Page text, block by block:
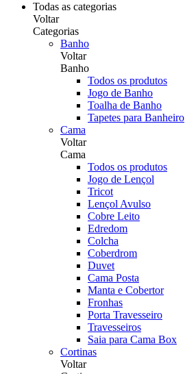
Todas as categorias
Voltar
Categorias
Banho
Voltar
Banho
Todos os produtos
Jogo de Banho
Toalha de Banho
Tapetes para Banheiro
Cama
Voltar
Cama
Todos os produtos
Jogo de Lençol
Tricot
Lençol Avulso
Cobre Leito
Edredom
Colcha
Coberdrom
Duvet
Cama Posta
Manta e Cobertor
Fronhas
Porta Travesseiro
Travesseiros
Saia para Cama Box
Cortinas
Voltar